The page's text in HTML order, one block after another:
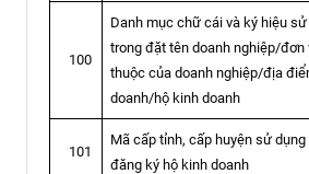
100
Danh mục chữ cái và ký hiệu
trong đặt tên doanh nghiệp/đơn
thuộc của doanh nghiệp/địa
doanh/hộ kinh doanh
101
Mã cấp tỉnh, cấp huyện sử dụng
đăng ký hộ kinh doanh